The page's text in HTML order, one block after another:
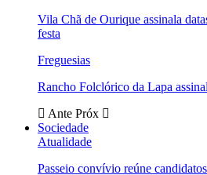
Vila Chã de Ourique assinala
festa
Freguesias
Rancho Folclórico da Lapa
Ante Próx
Sociedade
Atualidade
Passeio convívio reúne